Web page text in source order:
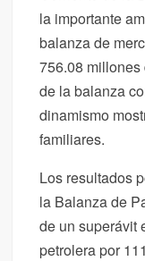
la importante
balanza de
756.08
de la balanza
dinamismo
familiares.
Los resultados
la Balanza de
de un superávit
petrolera por